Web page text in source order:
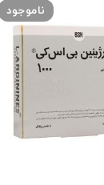
ناموجود